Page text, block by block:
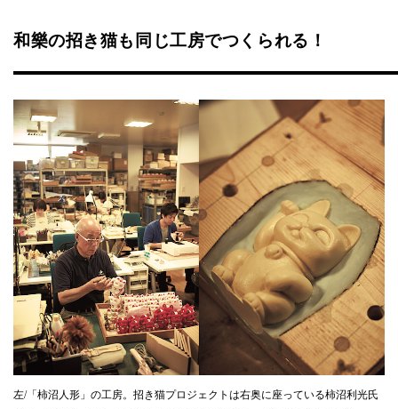
和樂の招き猫も同じ工房でつくられる！
左/「柿沼人形」の工房。招き猫プロジェクトは右奥に座っている柿沼利光氏